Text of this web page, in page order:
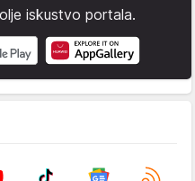
iskustvo portala.